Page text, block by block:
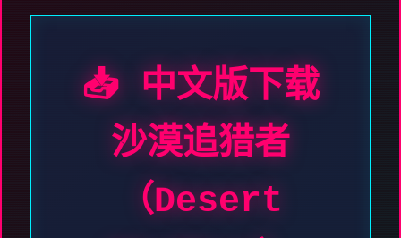
📥 中文版下载
沙漠追猎者
（Desert